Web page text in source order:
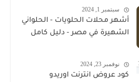
سبتمبر 1, 2024
أشهر محلات الحلويات - الحلواني
الشهيرة في مصر - دليل كامل
نوفمبر 23, 2024
كود عروض انترنت اوريدو